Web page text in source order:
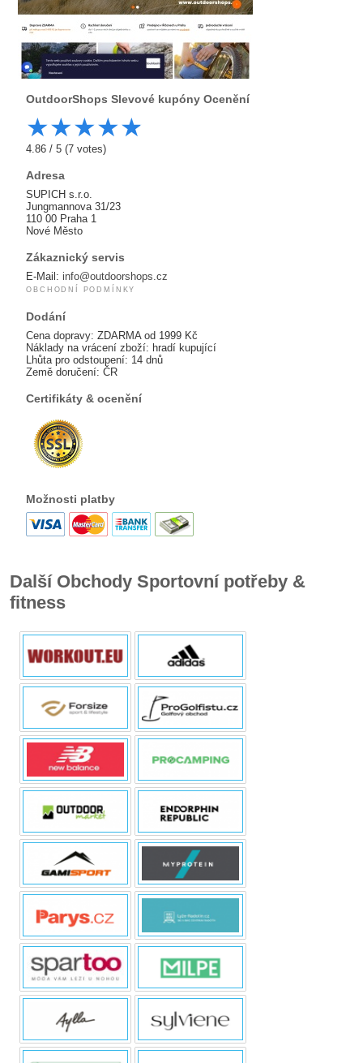
OutdoorShops Slevové kupóny Ocenění
★★★★★
4.86/5 (7 votes)
Adresa
SUPICH s.r.o.
Jungmannova 31/23
110 00 Praha 1
Nové Město
Zákaznický servis
E-Mail:info@outdoorshops.cz
OBCHODNÍ PODMÍNKY
Dodání
Cena dopravy: ZDARMA od 1999 Kč
Náklady na vrácení zboží: hradí kupující
Lhůta pro odstoupení: 14 dnů
Země doručení: ČR
Certifikáty & ocenění
Možnosti platby
Další Obchody Sportovní potřeby &
fitness